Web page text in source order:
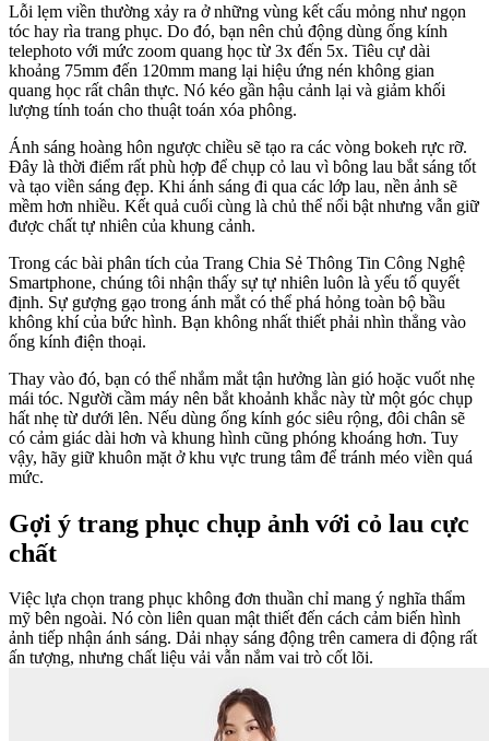
Lỗi lẹm viền thường xảy ra ở những vùng kết cấu mỏng như ngọn
tóc hay rìa trang phục. Do đó, bạn nên chủ động dùng ống kính
telephoto với mức zoom quang học từ 3x đến 5x. Tiêu cự dài
khoảng 75mm đến 120mm mang lại hiệu ứng nén không gian
quang học rất chân thực. Nó kéo gần hậu cảnh lại và giảm khối
lượng tính toán cho thuật toán xóa phông.
Ánh sáng hoàng hôn ngược chiều sẽ tạo ra các vòng bokeh rực rỡ.
Đây là thời điểm rất phù hợp để chụp cỏ lau vì bông lau bắt sáng tốt
và tạo viền sáng đẹp. Khi ánh sáng đi qua các lớp lau, nền ảnh sẽ
mềm hơn nhiều. Kết quả cuối cùng là chủ thể nổi bật nhưng vẫn giữ
được chất tự nhiên của khung cảnh.
Trong các bài phân tích của Trang Chia Sẻ Thông Tin Công Nghệ
Smartphone, chúng tôi nhận thấy sự tự nhiên luôn là yếu tố quyết
định. Sự gượng gạo trong ánh mắt có thể phá hỏng toàn bộ bầu
không khí của bức hình. Bạn không nhất thiết phải nhìn thẳng vào
ống kính điện thoại.
Thay vào đó, bạn có thể nhắm mắt tận hưởng làn gió hoặc vuốt nhẹ
mái tóc. Người cầm máy nên bắt khoảnh khắc này từ một góc chụp
hất nhẹ từ dưới lên. Nếu dùng ống kính góc siêu rộng, đôi chân sẽ
có cảm giác dài hơn và khung hình cũng phóng khoáng hơn. Tuy
vậy, hãy giữ khuôn mặt ở khu vực trung tâm để tránh méo viền quá
mức.
Gợi ý trang phục chụp ảnh với cỏ lau cực
chất
Việc lựa chọn trang phục không đơn thuần chỉ mang ý nghĩa thẩm
mỹ bên ngoài. Nó còn liên quan mật thiết đến cách cảm biến hình
ảnh tiếp nhận ánh sáng. Dải nhạy sáng động trên camera di động rất
ấn tượng, nhưng chất liệu vải vẫn nắm vai trò cốt lõi.